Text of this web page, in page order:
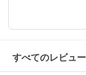
すべてのレビュー